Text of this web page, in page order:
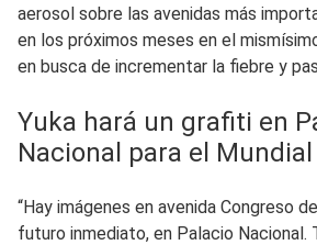
aerosol sobre las avenidas más
en los próximos meses en el
en busca de incrementar la fiebre y
Yuka hará un grafiti en
Nacional para el Mundial
“Hay imágenes en avenida Congreso
futuro inmediato, en Palacio Nacional.